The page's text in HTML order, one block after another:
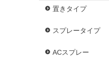
置きタイプ
スプレータイプ
ACスプレー